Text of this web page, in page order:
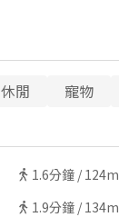
休閒 寵物
1.6分鐘 / 124m
1.9分鐘 / 134m